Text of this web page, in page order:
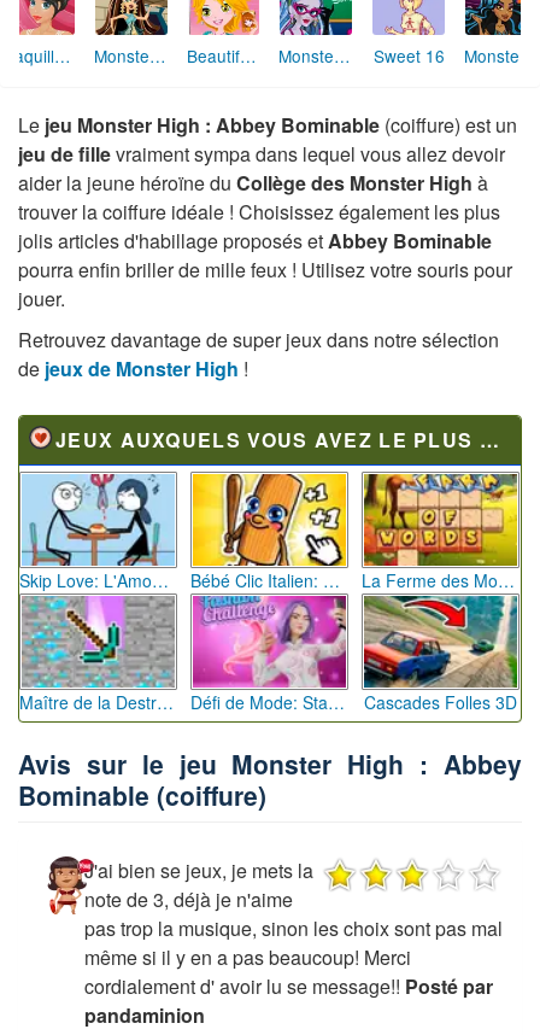
Maquille la mariée Monster High : Cleo de Nile (habillage) Beautiful Photo MakeUp Monster High : Ghoulia Yelps (maquillage) Sweet 16
Le jeu Monster High : Abbey Bominable (coiffure) est un
jeu de fillevraiment sympa dans lequel vous allez devoir
aider la jeune héroïne du Collège des Monster High à
trouver la coiffure idéale ! Choisissez également les plus
jolis articles d'habillage proposés et Abbey Bominable
pourra enfin briller de mille feux ! Utilisez votre souris pour
jouer.
Retrouvez davantage de super jeux dans notre sélection
de jeux de Monster High !
JEUX AUXQUELS VOUS AVEZ LE PLUS JOUÉ
Skip Love: L'Amour en Péril Bébé Clic Italien: La Folie des Petits Bambins La Ferme des Mots - Cultivez votre Vocabulaire
Maître de la Destruction: Fusion de Pioches Défi de Mode: Star du Podium Cascades Folles 3D
Avis sur le jeu Monster High : Abbey
Bominable (coiffure)
J'ai bien se jeux, je mets la
note de 3, déjà je n'aime
pas trop la musique, sinon les choix sont pas mal
même si il y en a pas beaucoup! Merci
cordialement d' avoir lu se message!! Posté par
pandaminion